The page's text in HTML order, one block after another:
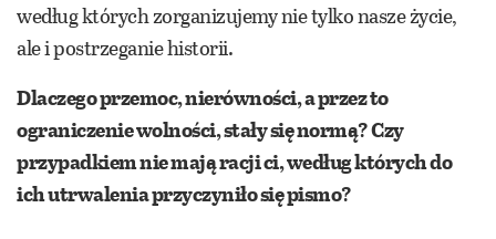
według których zorganizujemy nie tylko nasze życie,
ale i postrzeganie historii.
Dlaczego przemoc, nierówności, a przez to
ograniczenie wolności, stały się normą? Czy
przypadkiem nie mają racji ci, według których do
ich utrwalenia przyczyniło się pismo?